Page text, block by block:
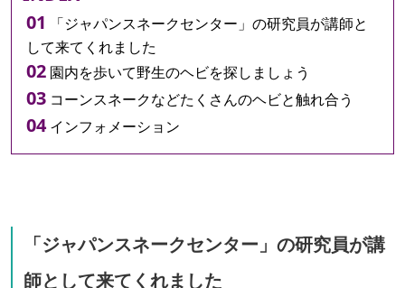
「ジャパンスネークセンター」の研究員が講師と
して来てくれました
園内を歩いて野生のヘビを探しましょう
コーンスネークなどたくさんのヘビと触れ合う
インフォメーション
「ジャパンスネークセンター」の研究員が講
師として来てくれました